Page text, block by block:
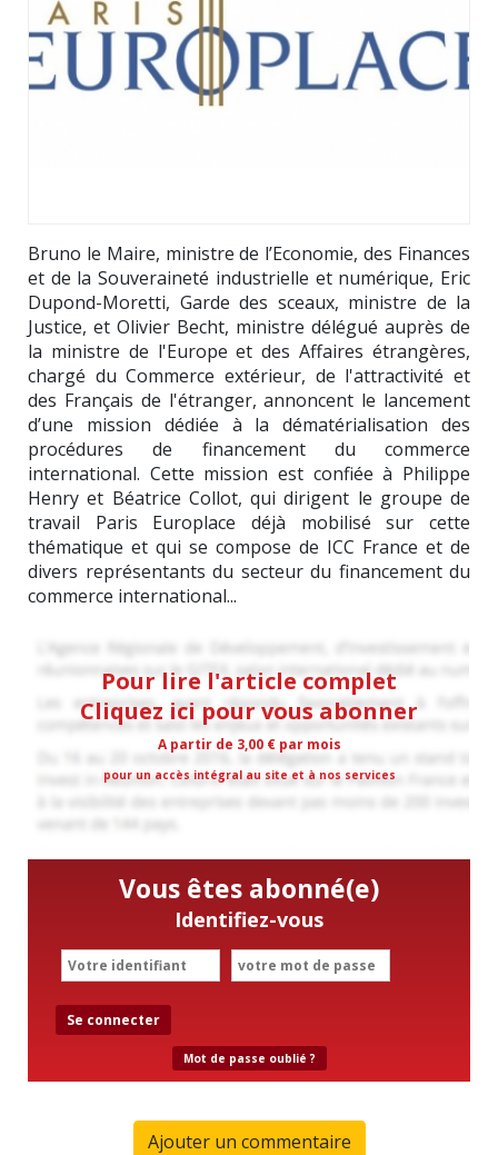
Bruno le Maire, ministre de l’Economie, des Finances
et de la Souveraineté industrielle et numérique, Eric
Dupond-Moretti, Garde des sceaux, ministre de la
Justice, et Olivier Becht, ministre délégué auprès de
la ministre de l'Europe et des Affaires étrangères,
chargé du Commerce extérieur, de l'attractivité et
des Français de l'étranger, annoncent le lancement
d’une mission dédiée à la dématérialisation des
procédures de financement du commerce
international. Cette mission est confiée à Philippe
Henry et Béatrice Collot, qui dirigent le groupe de
travail Paris Europlace déjà mobilisé sur cette
thématique et qui se compose de ICC France et de
divers représentants du secteur du financement du
commerce international...
Pour lire l'article complet
Cliquez ici pour vous abonner
A partir de 3,00 € par mois
pour un accès intégral au site et à nos services
Vous êtes abonné(e)
Identifiez-vous
Se connecter
Mot de passe oublié ?
Ajouter un commentaire